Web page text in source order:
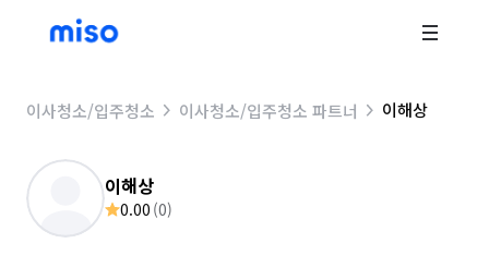
이사청소/입주청소 이사청소/입주청소 파트너 이해상
이해상
0.00 (0)